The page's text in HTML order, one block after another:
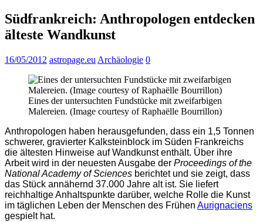
Südfrankreich: Anthropologen entdecken
älteste Wandkunst
16/05/2012 astropage.eu Archäologie 0
Eines der untersuchten Fundstücke mit zweifarbigen
Malereien. (Image courtesy of Raphaëlle Bourrillon)
Anthropologen haben herausgefunden, dass ein 1,5 Tonnen
schwerer, gravierter Kalksteinblock im Süden Frankreichs
die ältesten Hinweise auf Wandkunst enthält. Über ihre
Arbeit wird in der neuesten Ausgabe der Proceedings of the
National Academy of Sciences berichtet und sie zeigt, dass
das Stück annähernd 37.000 Jahre alt ist. Sie liefert
reichhaltige Anhaltspunkte darüber, welche Rolle die Kunst
im täglichen Leben der Menschen des Frühen Aurignaciens
gespielt hat.